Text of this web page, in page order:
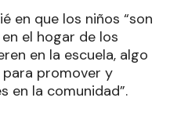
en que los niños “son
el hogar de los
en la escuela, algo
promover y
en la comunidad”.